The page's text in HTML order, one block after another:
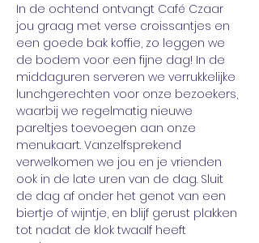
In de ochtend ontvangt Café Czaar
jou graag met verse croissantjes en
een goede bak koffie, zo leggen we
de bodem voor een fijne dag! In de
middaguren serveren we verrukkelijke
lunchgerechten voor onze bezoekers,
waarbij we regelmatig nieuwe
pareltjes toevoegen aan onze
menukaart. Vanzelfsprekend
verwelkomen we jou en je vrienden
ook in de late uren van de dag. Sluit
de dag af onder het genot van een
biertje of wijntje, en blijf gerust plakken
tot nadat de klok twaalf heeft